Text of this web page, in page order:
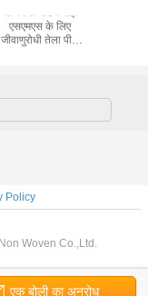
सर्जिकल गाउन बाँझ
एसएमएस के लिए
जीवाणुरोधी तेला पीपी
एक बोली का अनुरोध
Policy
Woven Co.,Ltd.